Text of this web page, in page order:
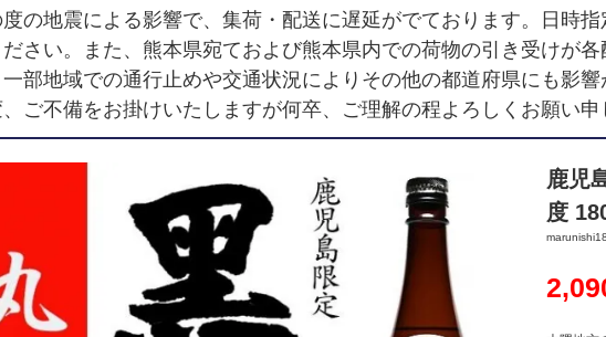
の地震による影響で、集荷・配送に遅延がでております。日時
さい。また、熊本県宛ておよび熊本県内での荷物の引き受けが
部地域での通行止めや交通状況によりその他の都道府県にも影響
ご不備をお掛けいたしますが何卒、ご理解の程よろしくお願い申
鹿児
度